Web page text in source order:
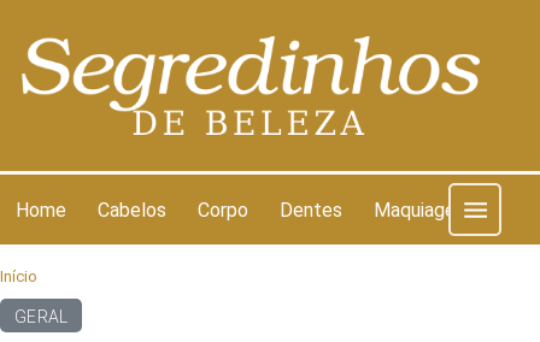
Home Cabelos Corpo Dentes Maquiagem
Início
GERAL